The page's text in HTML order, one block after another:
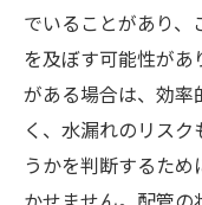
でいることがあり
を及ぼす可能性があ
がある場合は、効
く、水漏れのリス
うかを判断するた